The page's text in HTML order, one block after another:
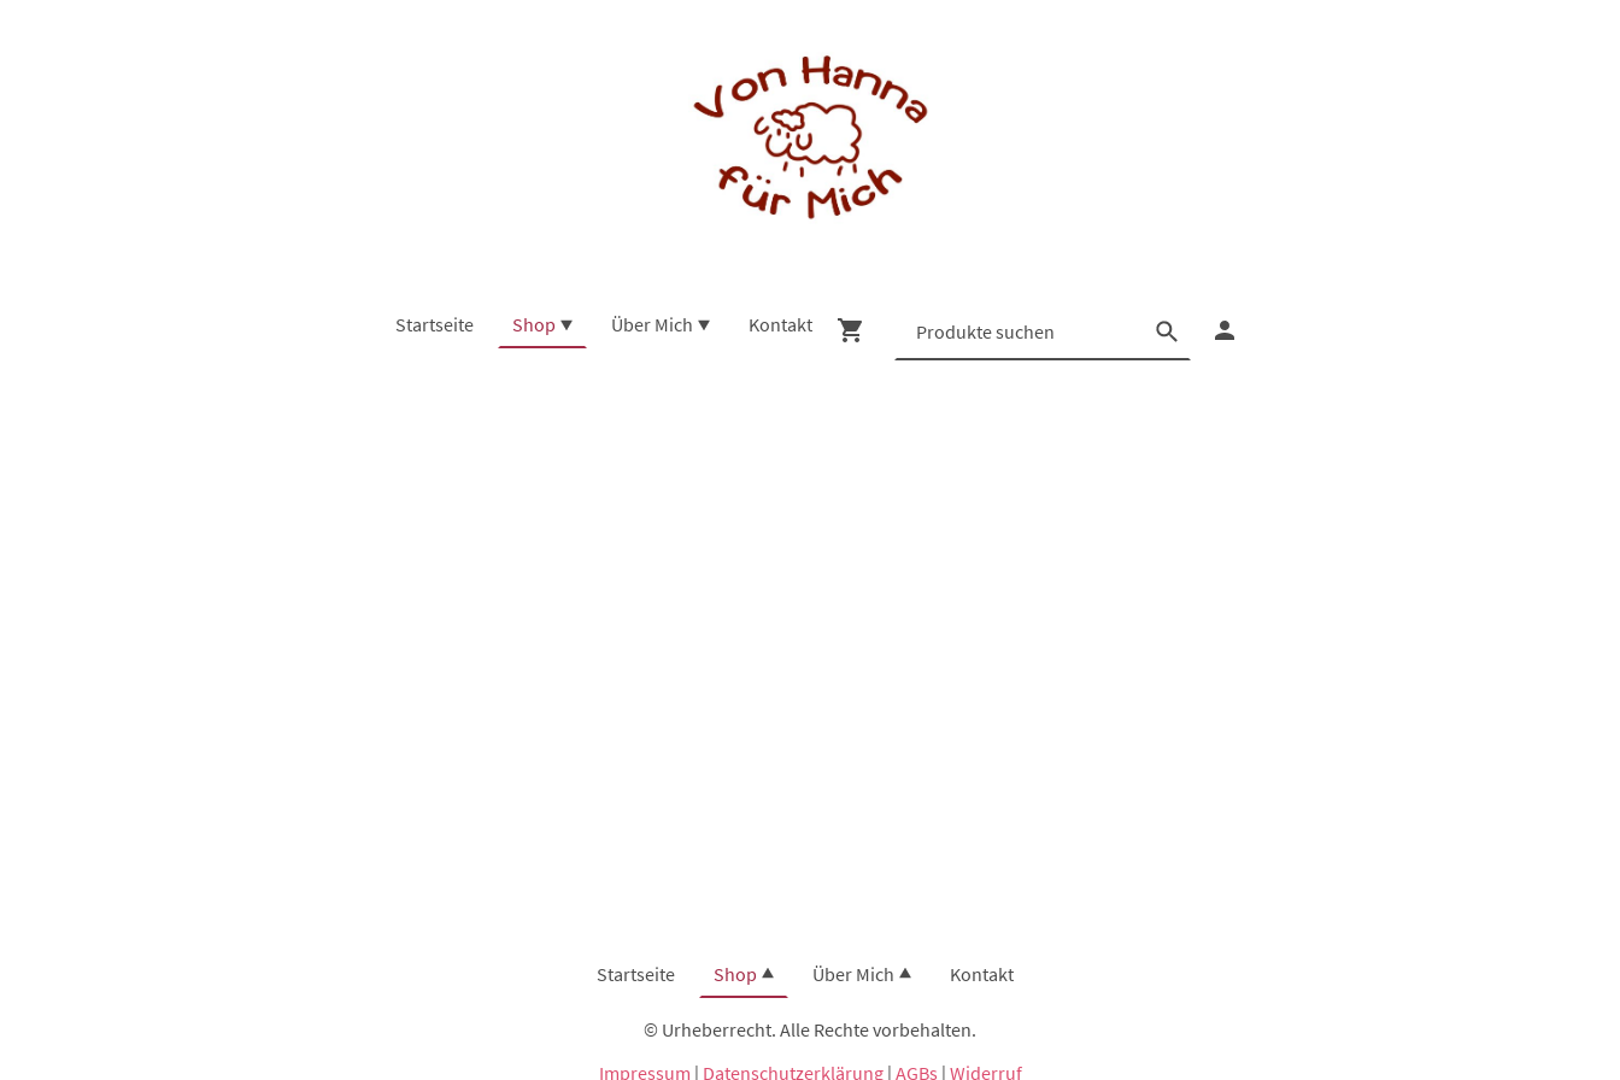
Startseite Shop Über Mich Kontakt
Startseite Shop Über Mich Kontakt
© Urheberrecht. Alle Rechte vorbehalten.
Impressum | Datenschutzerklärung| AGBs | Widerruf